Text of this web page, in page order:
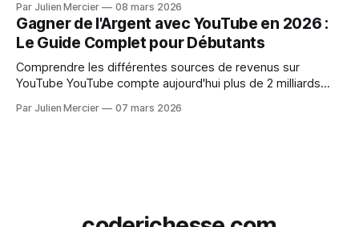
revenus significatifs grâce à un simple site web et une
stratégie de contenu bien pensée. Ce qui a
Par Julien Mercier 08 mars 2026
Gagner de l'Argent avec YouTube en 2026 :
Le Guide Complet pour Débutants
Comprendre les différentes sources de revenus sur
YouTube YouTube compte aujourd'hui plus de 2 milliards
500 heures de vidéos sont mises en ligne. Derrière ces
Par Julien Mercier 07 mars 2026